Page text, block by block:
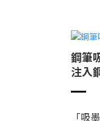
鋼筆
注入
「吸